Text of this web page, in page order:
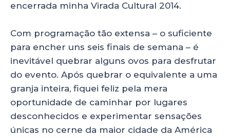
encerrada minha Virada Cultural 2014.
Com programação tão extensa – o suficiente
para encher uns seis finais de semana – é
inevitável quebrar alguns ovos para desfrutar
do evento. Após quebrar o equivalente a uma
granja inteira, fiquei feliz pela mera
oportunidade de caminhar por lugares
desconhecidos e experimentar sensações
únicas no cerne da maior cidade da América